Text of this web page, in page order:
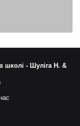
в школі - Шуліга Н. &